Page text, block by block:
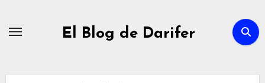
El Blog de Darifer